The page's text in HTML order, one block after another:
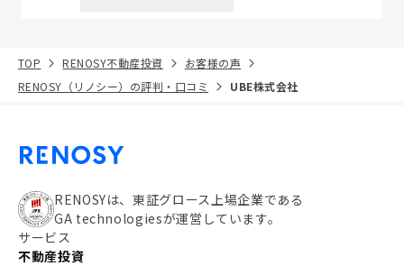
TOP RENOSY不動産投資
お客様の声
RENOSY（リノシー）の評判・口コミ
UBE株式会社
RENOSYは、東証グロース上場企業である
GA technologiesが運営しています。
サービス
不動産投資